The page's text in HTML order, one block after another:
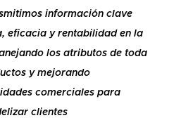
información clave
eficacia y rentabilidad en la
los atributos de toda
y mejorando
comerciales para
clientes